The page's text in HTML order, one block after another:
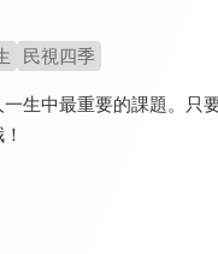
民視四季
生中最重要的課題。